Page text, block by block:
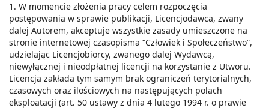
1. W momencie złożenia pracy celem rozpoczęcia
postępowania w sprawie publikacji, Licencjodawca, zwany
dalej Autorem, akceptuje wszystkie zasady umieszczone na
stronie internetowej czasopisma “Człowiek i Społeczeństwo”,
udzielając Licencjobiorcy, zwanego dalej Wydawcą,
niewyłącznej i nieodpłatnej licencji na korzystanie z Utworu.
Licencja zakłada tym samym brak ograniczeń terytorialnych,
czasowych oraz ilościowych na następujących polach
eksploatacji (art. 50 ustawy z dnia 4 lutego 1994 r. o prawie